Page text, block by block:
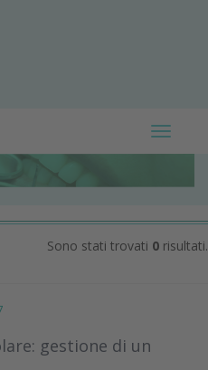
Toggle
Sono stati trovati 0 risultati.
gestione di un